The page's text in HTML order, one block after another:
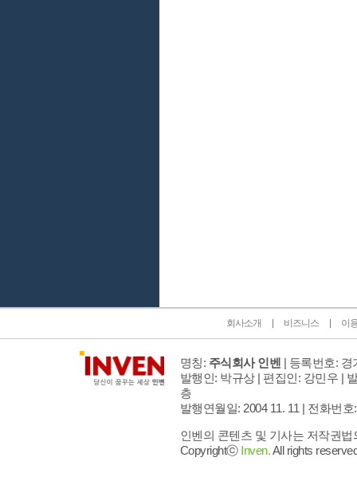
회사소개 비즈니스 이
명칭: 주식회사 인벤 | 등록번호: 경
발행인: 박규상 | 편집인: 강민우 |
층
발행연월일: 2004 11. 11 | 전화번호
인벤의 콘텐츠 및 기사는 저작권
Copyrightⓒ Inven.All rights